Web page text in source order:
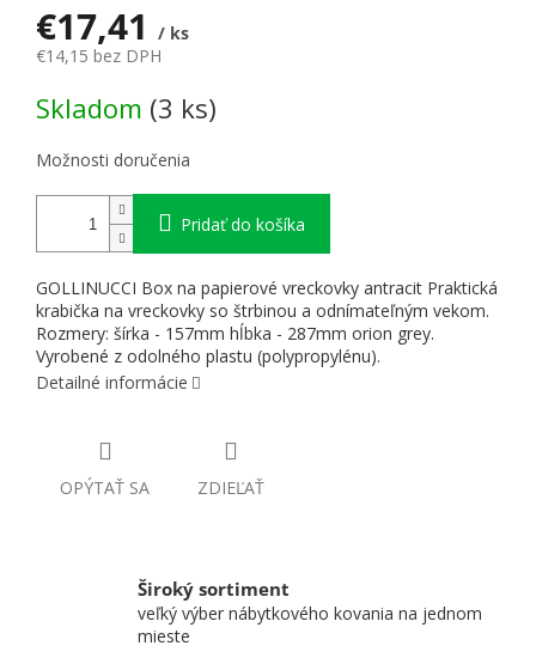
€17,41
/ ks
€14,15 bez DPH
Skladom (3 ks)
Možnosti doručenia
Pridať do košíka
GOLLINUCCI Box na papierové vreckovky antracit Praktická
krabička na vreckovky so štrbinou a odnímateľným vekom.
Rozmery: šírka - 157mm hĺbka - 287mm orion grey.
Vyrobené z odolného plastu (polypropylénu).
Detailné informácie
OPÝTAŤ SA ZDIEĽAŤ
Široký sortiment
veľký výber nábytkového kovania na jednom
mieste